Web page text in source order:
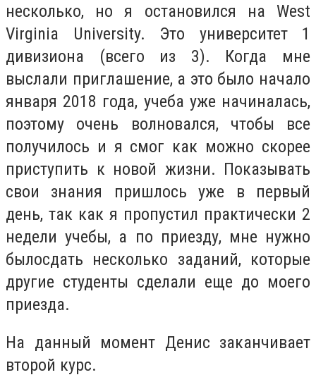
несколько, но я остановился на West
Virginia University. Это университет 1
дивизиона (всего из 3). Когда мне
выслали приглашение, а это было начало
января 2018 года, учеба уже начиналась,
поэтому очень волновался, чтобы все
получилось и я смог как можно скорее
приступить к новой жизни. Показывать
свои знания пришлось уже в первый
день, так как я пропустил практически 2
недели учебы, а по приезду, мне нужно
былосдать несколько заданий, которые
другие студенты сделали еще до моего
приезда.
На данный момент Денис заканчивает
второй курс.